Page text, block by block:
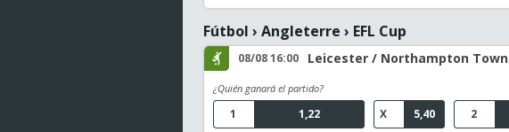
Fútbol › Angleterre › EFL Cup
08/08 16:00 Leicester / Northampton Town
¿Quién ganará el partido?
1,22
1 5,40
X 2